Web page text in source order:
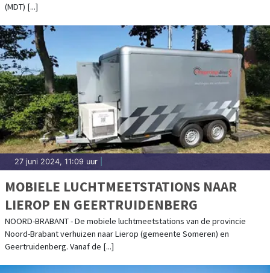
(MDT) [...]
27 juni 2024, 11:09 uur
MOBIELE LUCHTMEETSTATIONS NAAR
LIEROP EN GEERTRUIDENBERG
NOORD-BRABANT - De mobiele luchtmeetstations van de provincie
Noord-Brabant verhuizen naar Lierop (gemeente Someren) en
Geertruidenberg. Vanaf de [...]